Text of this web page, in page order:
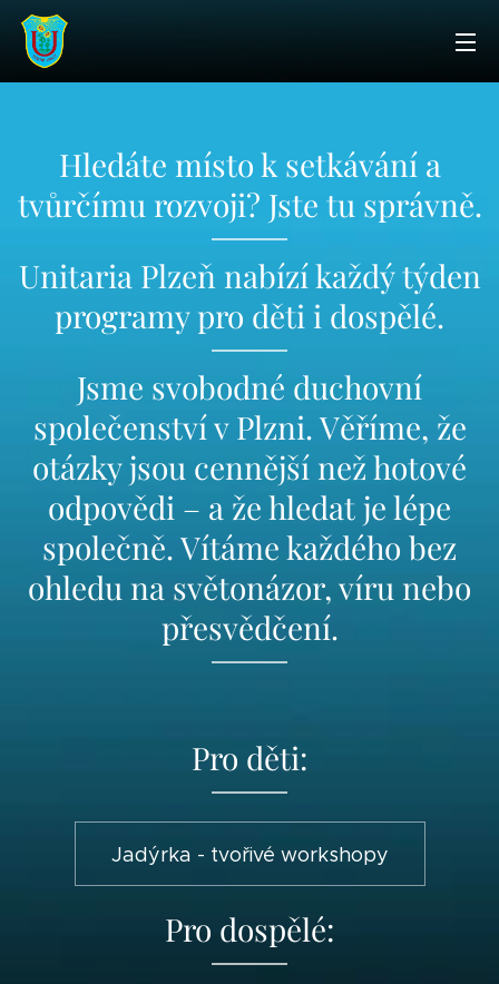
Hledáte místo k setkávání a
tvůrčímu rozvoji? Jste tu správně.
Unitaria Plzeň nabízí každý týden
programy pro děti i dospělé.
Jsme svobodné duchovní
společenství v Plzni. Věříme, že
otázky jsou cennější než hotové
odpovědi – a že hledat je lépe
společně. Vítáme každého bez
ohledu na světonázor, víru nebo
přesvědčení.
Pro děti:
Jadýrka - tvořivé workshopy
Pro dospělé: